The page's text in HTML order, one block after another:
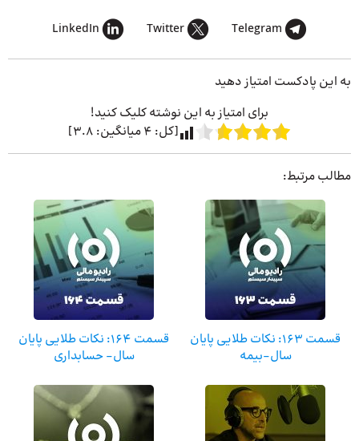
Telegram
Twitter
LinkedIn
به این پادکست امتیاز دهید
برای امتیاز به این نوشته کلیک کنید!
[کل: 4میانگین: 3.8
]
مطالب مرتبط:
قسمت ۱۶۳: نکات طلایی پایان
سال-بیمه
قسمت ۱۶۴: نکات طلایی پایان
سال- حسابداری